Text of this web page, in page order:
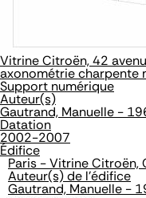
Vitrine Citroën, 42
axonométrie charpente
Support numérique
Auteur(s)
Gautrand, Manuelle -
Datation
2002-2007
Édifice
Paris - Vitrine Citroën,
Auteur(s) de l'édifice
Gautrand, Manuelle -